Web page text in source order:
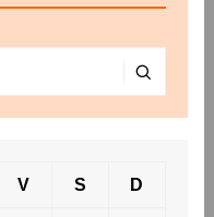
V S D